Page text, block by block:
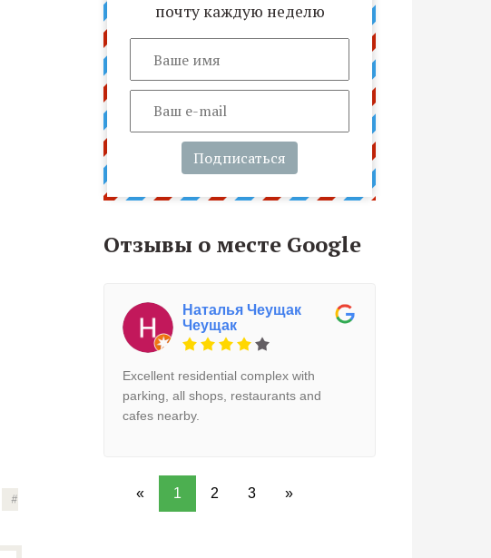
почту каждую неделю
Подписаться
Отзывы о месте Google
Наталья Чеущак
Чеущак
Excellent residential complex with
parking, all shops, restaurants and
cafes nearby.
« 1 2 3 »